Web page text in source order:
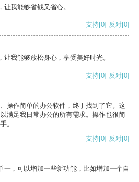
我能够省钱又省心。
支持[0] 反对[0]
我能够放松身心，享受美好时光。
支持[0] 反对[0]
操作简单的办公软件，终于找到了它。这
满足我日常办公的所有需求。操作也很简
。
支持[0] 反对[0]
一，可以增加一些新功能，比如增加一个自